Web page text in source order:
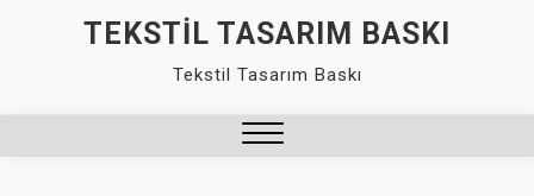
TEKSTIL TASARIM BASKI
Tekstil Tasarım Baskı